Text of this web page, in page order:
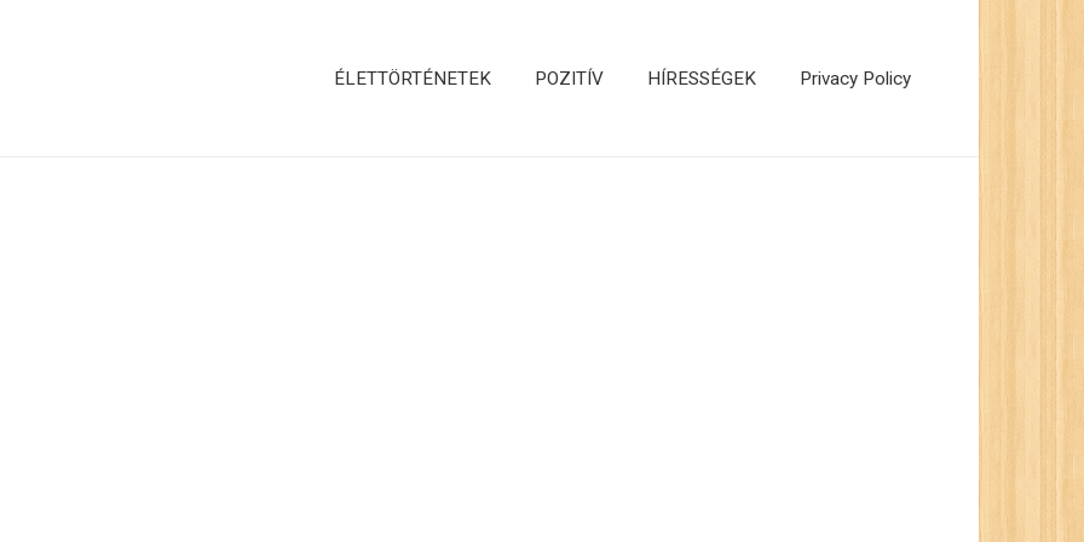
ÉLETTÖRTÉNETEK POZITÍV HÍRESSÉGEK Privacy Policy